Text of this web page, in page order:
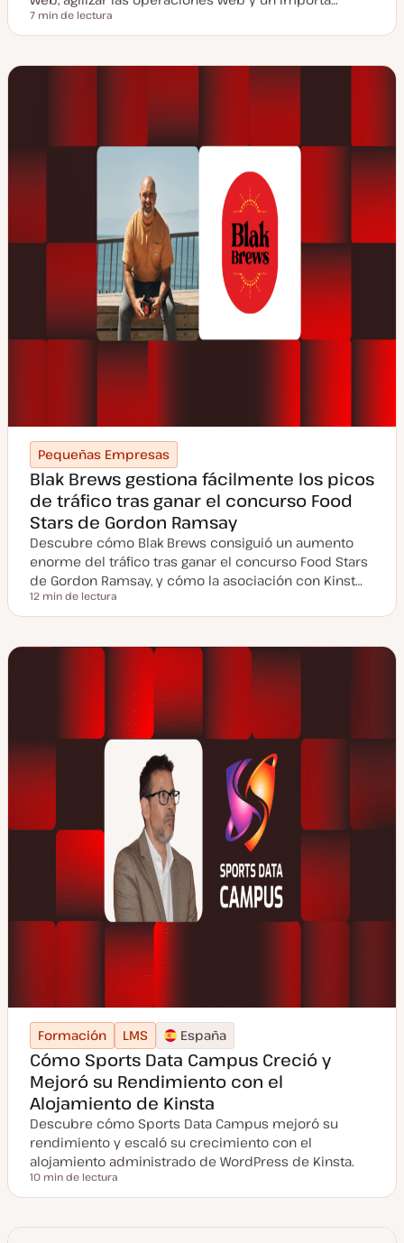
Tiempo de lectura
7 min de lectura
Pequeñas Empresas
Blak Brews gestiona fácilmente los picos
de tráfico tras ganar el concurso Food
Stars de Gordon Ramsay
Descubre cómo Blak Brews consiguió un aumento
enorme del tráfico tras ganar el concurso Food Stars
de Gordon Ramsay, y cómo la asociación con Kinst…
Tiempo de lectura
12 min de lectura
Formación LMS España
Cómo Sports Data Campus Creció y
Mejoró su Rendimiento con el
Alojamiento de Kinsta
Descubre cómo Sports Data Campus mejoró su
rendimiento y escaló su crecimiento con el
alojamiento administrado de WordPress de Kinsta.
Tiempo de lectura
10 min de lectura